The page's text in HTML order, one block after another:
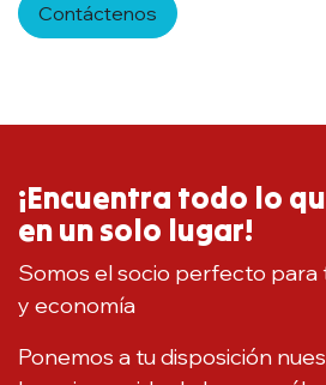
Contáctenos
¡Encuentra todo lo
en un solo lugar!
Somos el socio perfecto para
y economía
Ponemos a tu disposición